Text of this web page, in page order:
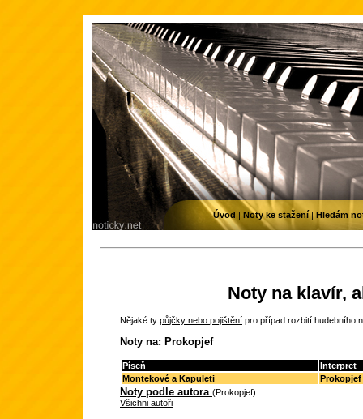
Noty na klavír,
Nějaké ty půjčky nebo pojištění pro případ rozbití hudebního
Noty na: Prokopjef
Píseň
Interpret
Montekové a Kapuleti
Prokopjef
Noty podle autora (Prokopjef)
Všichni autoři
Úvod | Noty ke stažení| Hledám